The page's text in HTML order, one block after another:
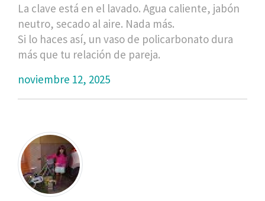
La clave está en el lavado. Agua caliente, jabón
neutro, secado al aire. Nada más.
Si lo haces así, un vaso de policarbonato dura
más que tu relación de pareja.
noviembre 12, 2025